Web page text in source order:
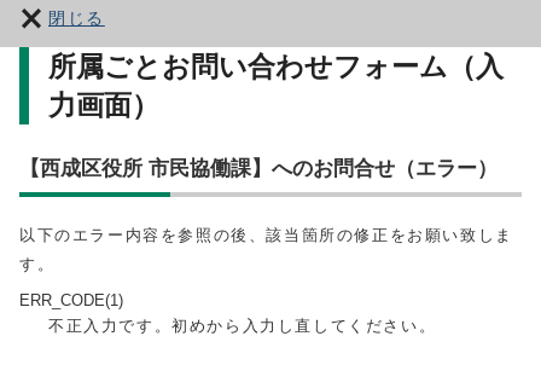
閉じる
所属ごとお問い合わせフォーム（入
力画面）
【西成区役所 市民協働課】へのお問合せ（エラー）
以下のエラー内容を参照の後、該当箇所の修正をお願い致しま
す。
ERR_CODE(1)
不正入力です。初めから入力し直してください。